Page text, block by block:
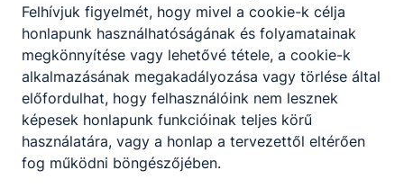
Krúdy Gyula
Turisztikai és
Vendéglátóipari
Technikum
9024 Győr, Örkény
Felhívjuk figyelmét, hogy mivel a cookie-k célja
honlapunk használhatóságának és folyamatainak
megkönnyítése vagy lehetővé tétele, a cookie-k
alkalmazásának megakadályozása vagy törlése által
előfordulhat, hogy felhasználóink nem lesznek
képesek honlapunk funkcióinak teljes körű
használatára, vagy a honlap a tervezettől eltérően
fog működni böngészőjében.